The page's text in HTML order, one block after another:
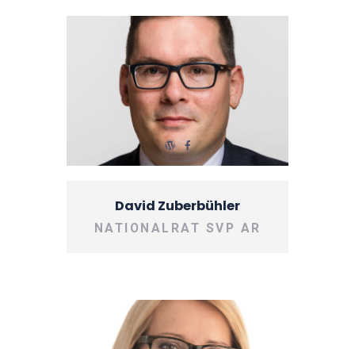
David Zuberbühler
NATIONALRAT SVP AR